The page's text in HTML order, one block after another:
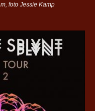
foto Jessie Kamp